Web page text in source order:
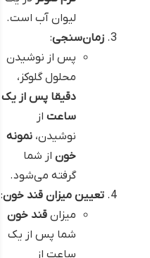
لیوان آب است.
زمان‌سنجی:
پس از نوشیدن
محلول گلوکز،
دقیقا پس از یک
ساعت از
نوشیدن، نمونه
خون از شما
گرفته می‌شود.
تعیین میزان قند خون:
میزان قند خون
شما پس از یک
ساعت از